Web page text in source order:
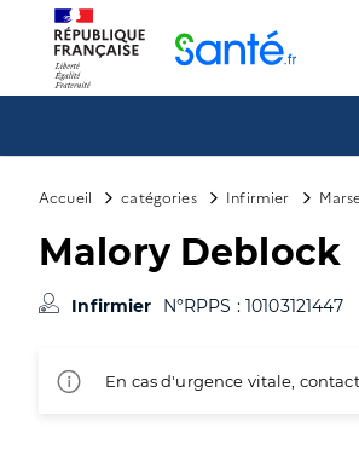
Accueil catégories Infirmier
Malory Deblock
Infirmier N°RPPS : 10103121447
En cas d'urgence vitale,
Panneau de gestion des cookies